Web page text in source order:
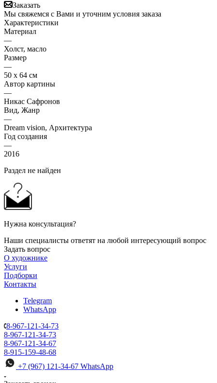
Заказать
Мы свяжемся с Вами и уточним условия заказа
Характеристики
Материал
—
Холст, масло
Размер
—
50 х 64 см
Автор картины
—
Никас Сафронов
Вид, Жанр
—
Dream vision, Архитектура
Год создания
—
2016
Раздел не найден
Нужна консультация?
Наши специалисты ответят на любой интересующий вопрос
Задать вопрос
О художнике
Услуги
Подборки
Контакты
Telegram
WhatsApp
8-967-121-34-73
8-967-121-34-73
8-967-121-34-67
8-915-159-48-68
+7 (967) 121-34-67 WhatsApp